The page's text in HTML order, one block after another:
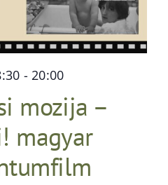
-20:00
mozija –
magyar